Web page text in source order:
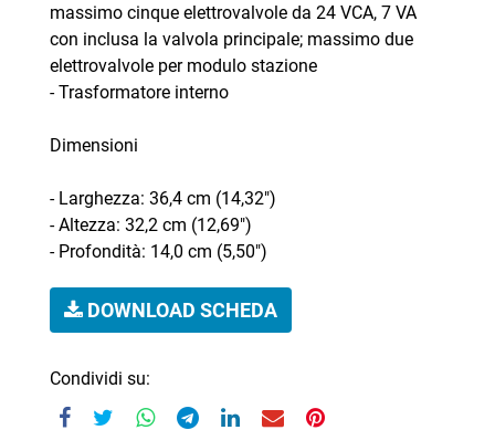
massimo cinque elettrovalvole da 24 VCA, 7 VA
con inclusa la valvola principale; massimo due
elettrovalvole per modulo stazione
- Trasformatore interno
Dimensioni
- Larghezza: 36,4 cm (14,32")
- Altezza: 32,2 cm (12,69")
- Profondità: 14,0 cm (5,50")
DOWNLOAD SCHEDA
Condividi su: